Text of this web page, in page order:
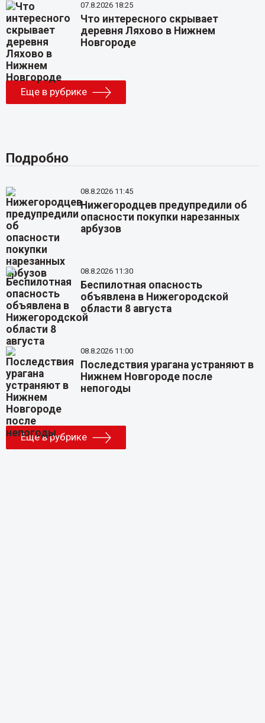
07.8.2026 18:25
Что интересного скрывает
деревня Ляхово в Нижнем
Новгороде
Еще в рубрике
Подробно
08.8.2026 11:45
Нижегородцев предупредили об
опасности покупки нарезанных
арбузов
08.8.2026 11:30
Беспилотная опасность
объявлена в Нижегородской
области 8 августа
08.8.2026 11:00
Последствия урагана устраняют в
Нижнем Новгороде после
непогоды
Еще в рубрике